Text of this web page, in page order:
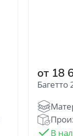
от 18